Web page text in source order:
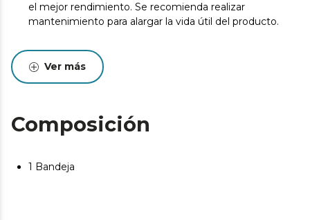
el mejor rendimiento. Se recomienda realizar
mantenimiento para alargar la vida útil del producto.
Ver más
Composición
1 Bandeja